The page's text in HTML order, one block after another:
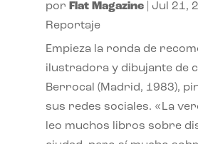
por Flat Magazine| Jul 21,
Reportaje
Empieza la ronda de
ilustradora y dibujante de
Berrocal (Madrid, 1983),
sus redes sociales. «La
leo muchos libros sobre